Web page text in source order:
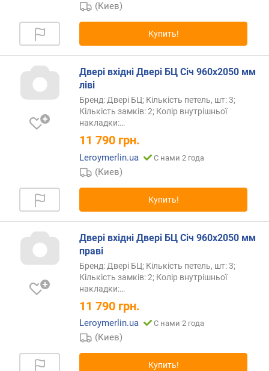
(Киев)
Купить!
Двері вхідні Двері БЦ Січ 960х2050 мм
ліві
Бренд: Двері БЦ; Кількість петель, шт: 3;
Кількість замків: 2; Колір внутрішньої
накладки:…
11 790 грн.
Leroymerlin.ua С нами 2 года
(Киев)
Купить!
Двері вхідні Двері БЦ Січ 960х2050 мм
праві
Бренд: Двері БЦ; Кількість петель, шт: 3;
Кількість замків: 2; Колір внутрішньої
накладки:…
11 790 грн.
Leroymerlin.ua С нами 2 года
(Киев)
Купить!